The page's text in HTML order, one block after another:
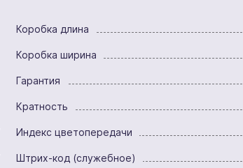
Коробка длина
Коробка ширина
Гарантия
Кратность
Индекс цветопередачи
Штрих-код (служебное)